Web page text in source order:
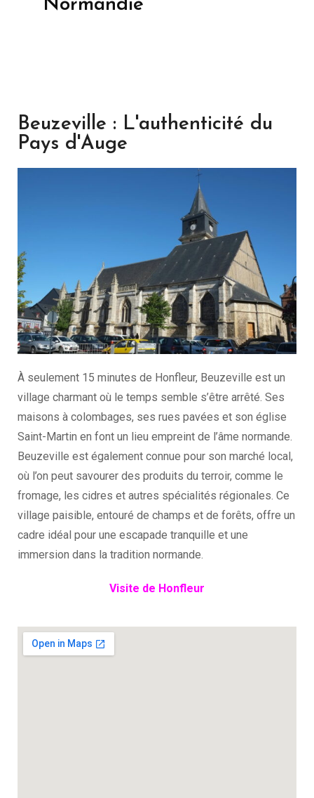
Normandie
Beuzeville : L'authenticité du
Pays d'Auge
À seulement 15 minutes de Honfleur, Beuzeville est un
village charmant où le temps semble s’être arrêté. Ses
maisons à colombages, ses rues pavées et son église
Saint-Martin en font un lieu empreint de l’âme normande.
Beuzeville est également connue pour son marché local,
où l’on peut savourer des produits du terroir, comme le
fromage, les cidres et autres spécialités régionales. Ce
village paisible, entouré de champs et de forêts, offre un
cadre idéal pour une escapade tranquille et une
immersion dans la tradition normande.
Visite de Honfleur